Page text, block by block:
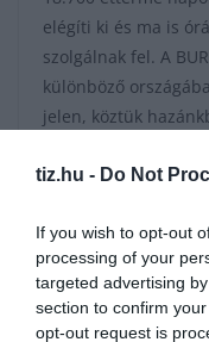
tiz.hu - Do Not
If you wish to opt-out
processing of your
targeted advertising
section to confirm
opt-out request is
elégíti ki és ma is
szolgálnak fel. A
különböző
jelen, köztük
Itt van néhány érdekes
érdekesség a
műveltségi kvíz-
megy? (1602)vagy